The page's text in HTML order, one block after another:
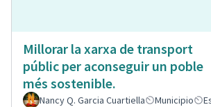
Millorar la xarxa de transport
públic per aconseguir un poble
més sostenible.
Nancy Q. Garcia Cuartiella Municipio